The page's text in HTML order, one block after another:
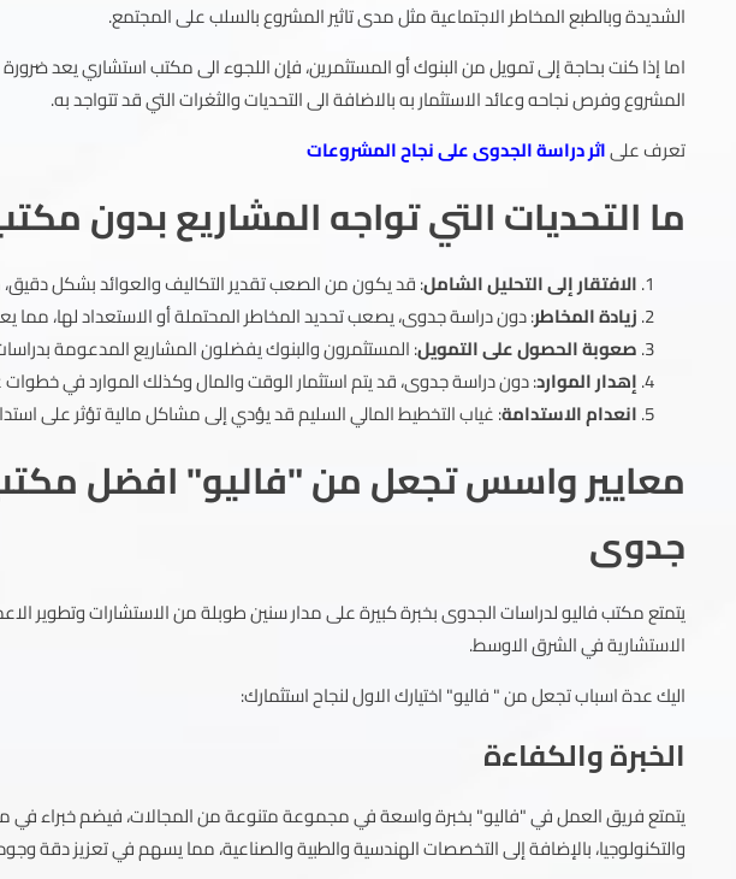
الشديدة وبالطبع المخاطر الاجتماعية مثل مدى تاثير المشروع بالسلب على المجتمع.
اما إذا كنت بحاجة إلى تمويل من البنوك أو المستثمرين، فإن اللجوء الى مكتب استشاري يعد
المشروع وفرص نجاحه وعائد الاستثمار به بالاضافة الى التحديات والثغرات التي قد تتواجد به.
تعرف علىاثر دراسة الجدوى على نجاح المشروعات
ما التحديات التي تواجه المشاريع بدون
الافتقار إلى التحليل الشامل: قد يكون من الصعب تقدير التكاليف والعوائد بشكل دقيق،
زيادة المخاطر: دون دراسة جدوى، يصعب تحديد المخاطر المحتملة أو الاستعداد لها، مما
صعوبة الحصول على التمويل: المستثمرون والبنوك يفضلون المشاريع المدعومة
إهدار الموارد: دون دراسة جدوى، قد يتم استثمار الوقت والمال وكذلك الموارد في خطوات
انعدام الاستدامة: غياب التخطيط المالي السليم قد يؤدي إلى مشاكل مالية تؤثر على
معايير واسس تجعل من "فاليو" افضل
جدوى
يتمتع مكتب فاليو لدراسات الجدوى بخبرة كبيرة على مدار سنين طوبلة من الاستشارات
الاستشارية في الشرق الاوسط.
اليك عدة اسباب تجعل من " فاليو" اختيارك الاول لنجاح استثمارك:
الخبرة والكفاءة
يتمتع فريق العمل في "فاليو" بخبرة واسعة في مجموعة متنوعة من المجالات، فيضم خبراء في
والتكنولوجيا، بالإضافة إلى التخصصات الهندسية والطبية والصناعية، مما يسهم في تعزيز دقة